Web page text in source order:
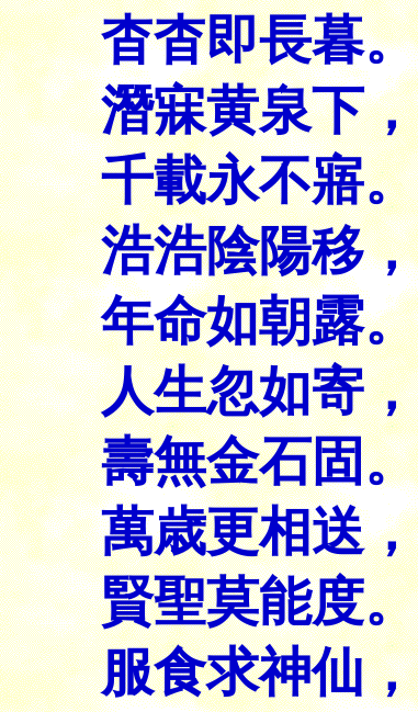
杳杳即長暮。
潛寐黄泉下，
千載永不寤。
浩浩陰陽移，
年命如朝露。
人生忽如寄，
壽無金石固。
萬歳更相送，
賢聖莫能度。
服食求神仙，